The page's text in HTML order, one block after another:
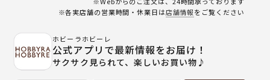
※各実店舗の営業時間・休業日は店舗情報をご覧ください
ホビーラホビーレ
公式アプリで最新情報をお届け！
サクサク見られて、楽しいお買い物♪